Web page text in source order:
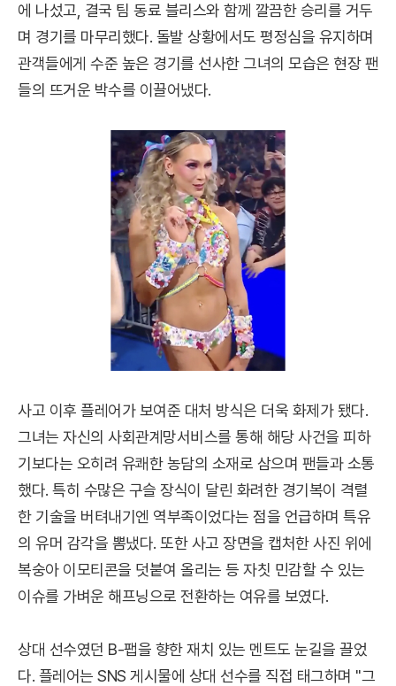
에 나섰고, 결국 팀 동료 블리스와 함께 깔끔한 승리를 거두
며 경기를 마무리했다. 돌발 상황에서도 평정심을 유지하며
관객들에게 수준 높은 경기를 선사한 그녀의 모습은 현장 팬
들의 뜨거운 박수를 이끌어냈다.
사고 이후 플레어가 보여준 대처 방식은 더욱 화제가 됐다.
그녀는 자신의 사회관계망서비스를 통해 해당 사건을 피하
기보다는 오히려 유쾌한 농담의 소재로 삼으며 팬들과 소통
했다. 특히 수많은 구슬 장식이 달린 화려한 경기복이 격렬
한 기술을 버텨내기엔 역부족이었다는 점을 언급하며 특유
의 유머 감각을 뽐냈다. 또한 사고 장면을 캡처한 사진 위에
복숭아 이모티콘을 덧붙여 올리는 등 자칫 민감할 수 있는
이슈를 가벼운 해프닝으로 전환하는 여유를 보였다.
상대 선수였던 B-팹을 향한 재치 있는 멘트도 눈길을 끌었
다. 플레어는 SNS 게시물에 상대 선수를 직접 태그하며 "그